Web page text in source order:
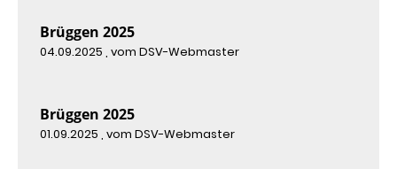
Brüggen 2025
04.09.2025 , vom DSV-Webmaster
Brüggen 2025
01.09.2025 , vom DSV-Webmaster